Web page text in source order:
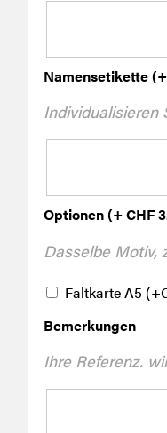
Namensetikette(+
Individualisieren
Optionen (+ CHF
Dasselbe Motiv,
Faltkarte A5 (+
Bemerkungen
Ihre Referenz.